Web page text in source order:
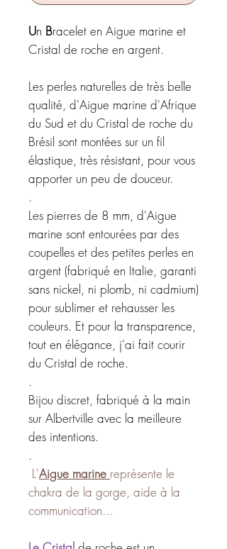
Un Bracelet en Aigue marine et
Cristal de roche en argent.
Les perles naturelles de très belle
qualité, d'Aigue marine d'Afrique
du Sud et du Cristal de roche du
Brésil sont montées sur un fil
élastique, très résistant, pour vous
apporter un peu de douceur.
.
Les pierres de 8 mm, d'Aigue
marine sont entourées par des
coupelles et des petites perles en
argent (fabriqué en Italie, garanti
sans nickel, ni plomb, ni cadmium)
pour sublimer et rehausser les
couleurs. Et pour la transparence,
tout en élégance, j'ai fait courir
du Cristal de roche.
.
Bijou discret, fabriqué à la main
sur Albertville avec la meilleure
des intentions.
.
L'Aigue marine représente le
chakra de la gorge, aide à la
communication...